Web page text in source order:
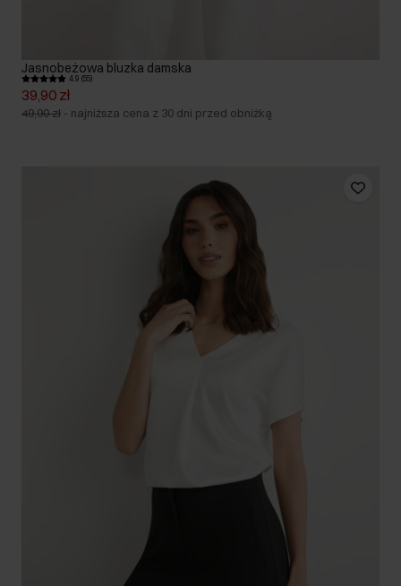
Jasnobeżowa bluzka damska
4.9 (55)
39,90 zł
49,90 zł - najniższa cena z 30 dni przed obniżką